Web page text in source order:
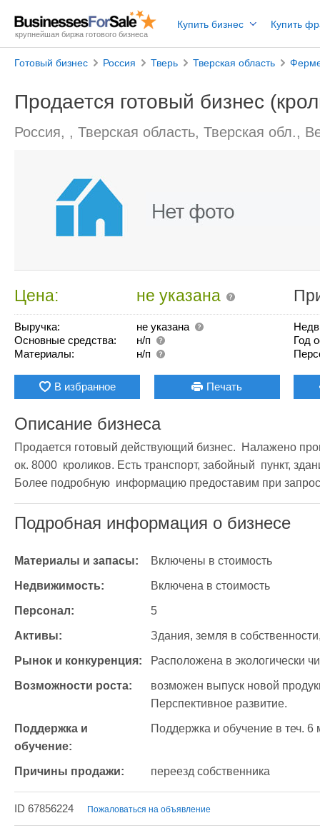
крупнейшая биржа готового бизнеса
Купить бизнес Купить
Готовый бизнес Россия Тверь Тверская область
Продается готовый бизнес
Россия, , Тверская область, Тверская обл.,
Цена: не указана
Выручка:
не указана
Основные средства:
н/п
Материалы:
н/п
Год
В избранное Печать
Описание бизнеса
Продается готовый действующий бизнес.  Налажено
ок. 8000  кроликов. Есть транспорт, забойный  пункт,
Более подробную  информацию предоставим при
Подробная информация о бизнесе
Материалы и запасы: Включены в стоимость
Недвижимость: Включена в стоимость
Персонал: 5
Активы: Здания, земля в
Рынок и конкуренция: Расположена в экологически
Возможности роста:
возможен выпуск новой
Перспективное развитие.
Поддержка и
обучение:
Поддержка и обучение в теч. 6
Причины продажи: переезд собственника
ID 67856224 Пожаловаться на объявление